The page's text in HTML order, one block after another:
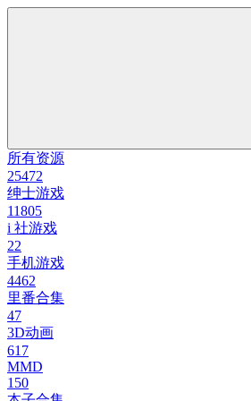
所有资源
25472
绅士游戏
11805
i 社游戏
22
手机游戏
4462
里番合集
47
3D动画
617
MMD
150